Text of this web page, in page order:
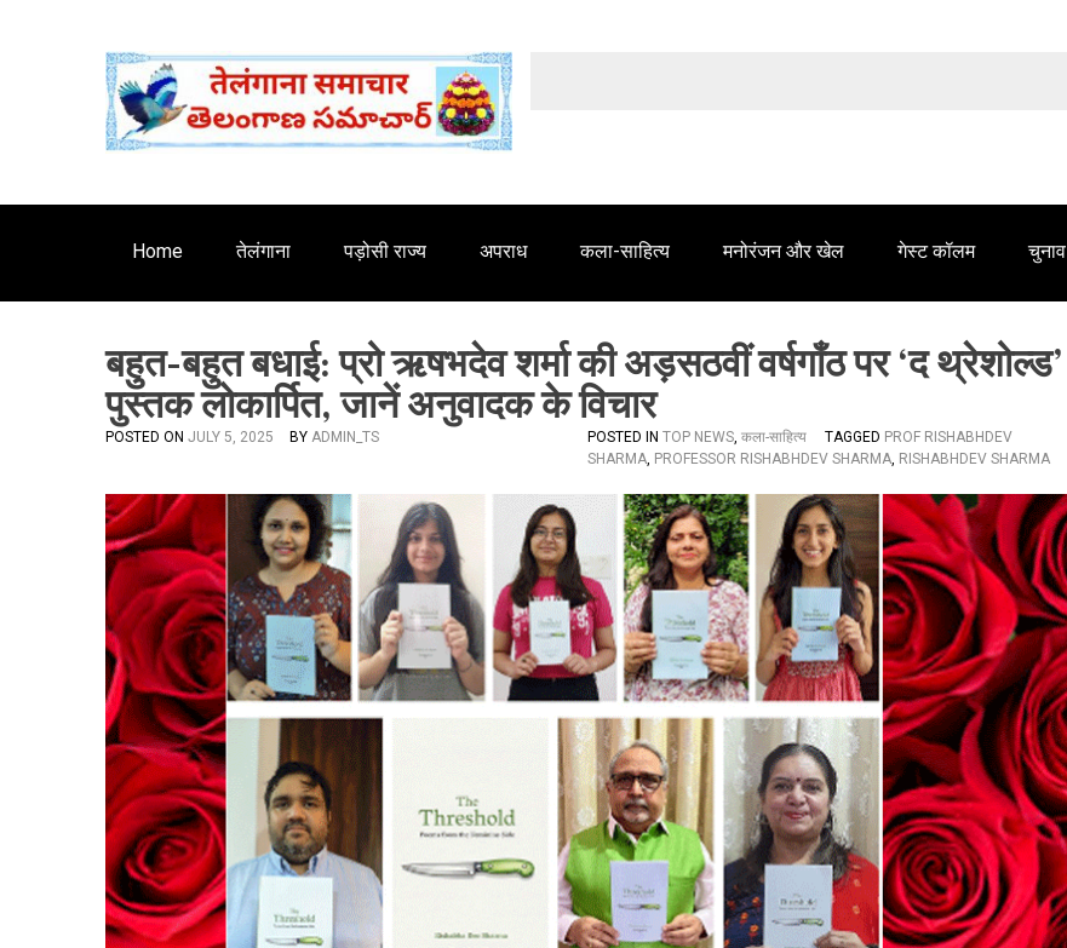
e
Home तेलंगाना पड़ोसी राज्य अपराध कला-साहित्य मनोरंजन और खेल गेस्ट कॉलम चुनाव
बहुत-बहुत बधाई: प्रो ऋषभदेव शर्मा की अड़सठवीं वर्षगाँठ पर ‘द थ्रेशोल्ड’
पुस्तक लोकार्पित, जानें अनुवादक के विचार
POSTED ON JULY 5, 2025 BY ADMIN_TS POSTED IN TOP NEWS, कला-साहित्य TAGGED PROF RISHABHDEV
SHARMA, PROFESSOR RISHABHDEV SHARMA, RISHABHDEV SHARMA